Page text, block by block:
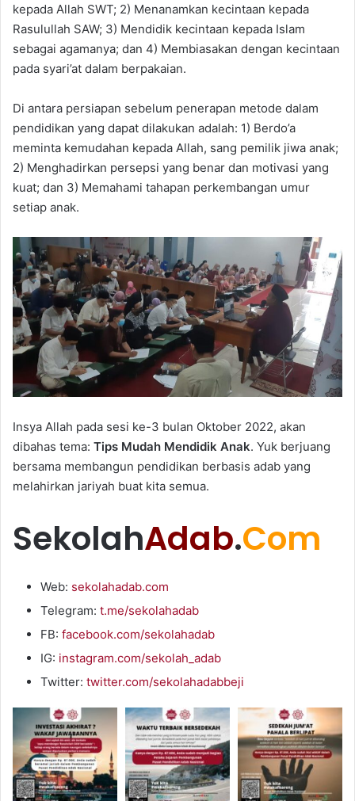
kepada Allah SWT; 2) Menanamkan kecintaan kepada
Rasulullah SAW; 3) Mendidik kecintaan kepada Islam
sebagai agamanya; dan 4) Membiasakan dengan kecintaan
pada syari’at dalam berpakaian.
Di antara persiapan sebelum penerapan metode dalam
pendidikan yang dapat dilakukan adalah: 1) Berdo’a
meminta kemudahan kepada Allah, sang pemilik jiwa anak;
2) Menghadirkan persepsi yang benar dan motivasi yang
kuat; dan 3) Memahami tahapan perkembangan umur
setiap anak.
Insya Allah pada sesi ke-3 bulan Oktober 2022, akan
dibahas tema: Tips Mudah Mendidik Anak. Yuk berjuang
bersama membangun pendidikan berbasis adab yang
melahirkan jariyah buat kita semua.
SekolahAdab.Com
Web: sekolahadab.com
Telegram: t.me/sekolahadab
FB: facebook.com/sekolahadab
IG: instagram.com/sekolah_adab
Twitter: twitter.com/sekolahadabbeji